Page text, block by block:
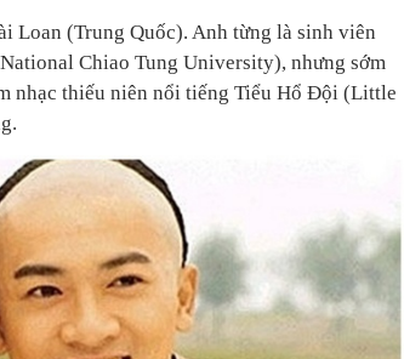
Loan (Trung Quốc). Anh từng là sinh viên
Chiao Tung University), nhưng sớm
nhạc thiếu niên nổi tiếng Tiểu Hổ Đội (Little